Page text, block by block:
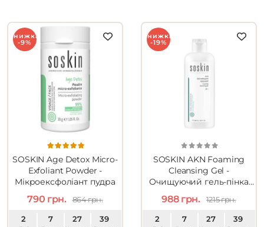
SOSKIN Age Detox Micro-
Exfoliant Powder -
Мікроексфоліант пудра
Знижка
-9%
790 грн. 864 грн.
2 7 27 38
SOSKIN AKN Foaming
Cleansing Gel -
Очищуючий гель-пінка
для жирної та
комбінованої шкіри 250ml
Знижка
-19%
988 грн. 1215 грн.
2 7 27 38